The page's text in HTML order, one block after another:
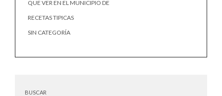
QUE VER EN EL MUNICIPIO DE
RECETAS TIPICAS
SIN CATEGORÍA
BUSCAR